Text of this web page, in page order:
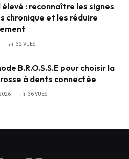
: reconnaître les signes
chronique et les réduire
32 VUES
B.R.O.S.S.E pour choisir la
à dents connectée
36VUES